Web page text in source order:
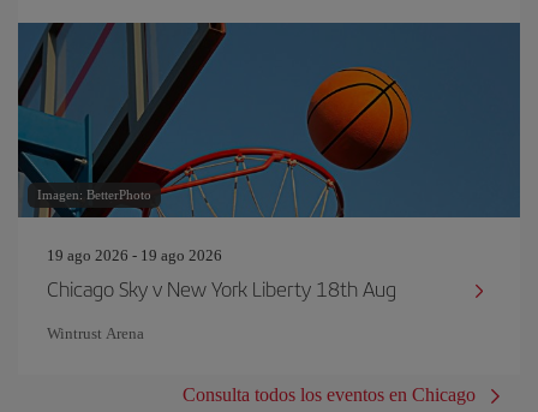
Imagen: BetterPhoto
19 ago 2026 - 19 ago 2026
Chicago Sky v New York Liberty 18th Aug
Wintrust Arena
Consulta todos los eventos en Chicago